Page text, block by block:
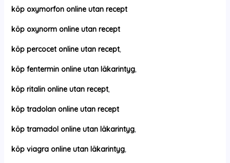
köp oxymorfon online utan recept
köp oxynorm online utan recept
köp percocet online utan recept,
köp fentermin online utan läkarintyg,
köp ritalin online utan recept,
köp tradolan online utan recept
köp tramadol online utan läkarintyg,
köp viagra online utan läkarintyg,